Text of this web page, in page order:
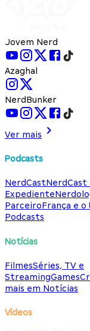
Jovem Nerd
Azaghal
NerdBunker
Ver mais
Podcasts
NerdCastNerdCast
Expediente
ParceiroFrança e
Podcasts
Notícias
FilmesSéries, TV e
StreamingGames
mais em Notícias
Vídeos